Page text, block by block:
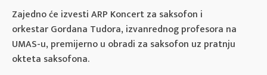
Zajedno će izvesti ARP Koncert za saksofon i
orkestar Gordana Tudora, izvanrednog profesora na
UMAS-u, premijerno u obradi za saksofon uz pratnju
okteta saksofona.